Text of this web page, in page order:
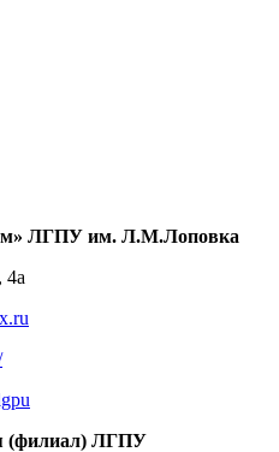
ЛГПУ им. Л.М.Лоповка
4а
(филиал) ЛГПУ